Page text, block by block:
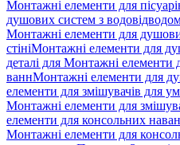
Монтажні елементи для
душових систем з водовідводом
Монтажні елементи для
стініМонтажні елементи для
деталі для Монтажні елементи
ваннМонтажні елементи для
елементи для змішувачів для
Монтажні елементи для
елементи для консольних
Монтажні елементи для